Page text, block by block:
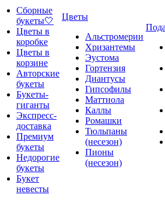
Сборные
букеты🤍
Цветы в
коробке
Цветы в
корзине
Авторские
букеты
Букеты-
гиганты
Экспресс-
доставка
Премиум
букеты
Недорогие
букеты
Букет
невесты
Цветы
Альстромерии
Хризантемы
Эустома
Гортензия
Диантусы
Гипсофилы
Маттиола
Каллы
Ромашки
Тюльпаны
(несезон)
Пионы
(несезон)